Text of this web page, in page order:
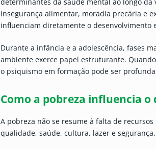
insegurança alimentar, moradia precária e
influenciam diretamente o desenvolvimento
Durante a infância e a adolescência, fases
ambiente exerce papel estruturante.
o psiquismo em formação pode ser
Como a pobreza influencia
A pobreza não se resume à falta de
qualidade, saúde, cultura, lazer e segurança.